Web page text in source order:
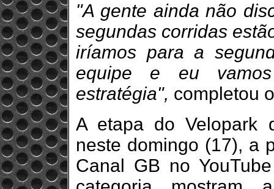
"A gente ainda não
segundas corridas
iríamos para a
equipe e eu
estratégia", completou
A etapa do Velopark
neste domingo (17), a
Canal GB no